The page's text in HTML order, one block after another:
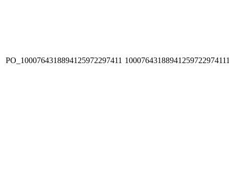
PO_1000764318894125972297411